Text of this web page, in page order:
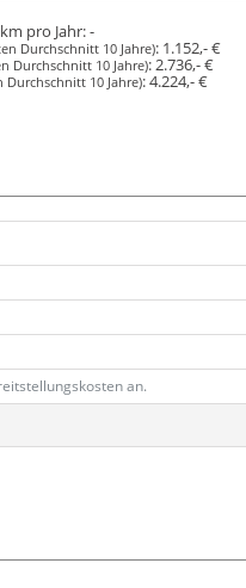
pro Jahr:-
Durchschnitt 10 Jahre): 1.152,- €
Durchschnitt 10 Jahre):2.736,- €
Durchschnitt 10 Jahre):4.224,- €
an.